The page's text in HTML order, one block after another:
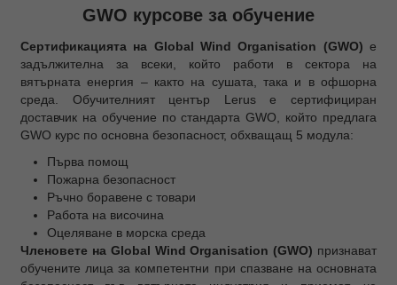
GWO курсове за обучение
Сертификацията на Global Wind Organisation (GWO) е
задължителна за всеки, който работи в сектора на
вятърната енергия – както на сушата, така и в офшорна
среда. Обучителният център Lerus е сертифициран
доставчик на обучение по стандарта GWO, който предлага
GWO курс по основна безопасност, обхващащ 5 модула:
Първа помощ
Пожарна безопасност
Ръчно боравене с товари
Работа на височина
Оцеляване в морска среда
Членовете на Global Wind Organisation (GWO) признават
обучените лица за компетентни при спазване на основната